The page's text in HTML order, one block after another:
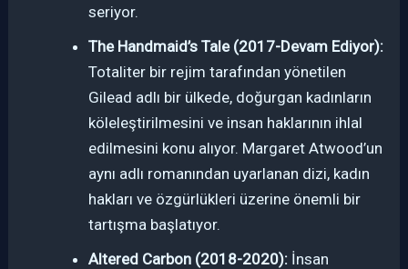
seriyor.
The Handmaid’s Tale (2017-Devam Ediyor):
Totaliter bir rejim tarafından yönetilen
Gilead adlı bir ülkede, doğurgan kadınların
köleleştirilmesini ve insan haklarının ihlal
edilmesini konu alıyor. Margaret Atwood’un
aynı adlı romanından uyarlanan dizi, kadın
hakları ve özgürlükleri üzerine önemli bir
tartışma başlatıyor.
Altered Carbon (2018-2020): İnsan